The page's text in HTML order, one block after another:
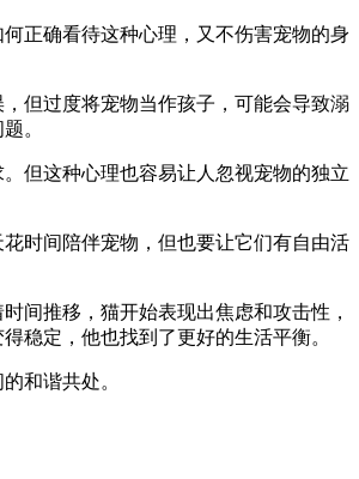
正确看待这种心理，又不伤害宠物的身
但过度将宠物当作孩子，可能会导致溺
。
但这种心理也容易让人忽视宠物的独立
时间陪伴宠物，但也要让它们有自由活
间推移，猫开始表现出焦虑和攻击性，
稳定，他也找到了更好的生活平衡。
和谐共处。